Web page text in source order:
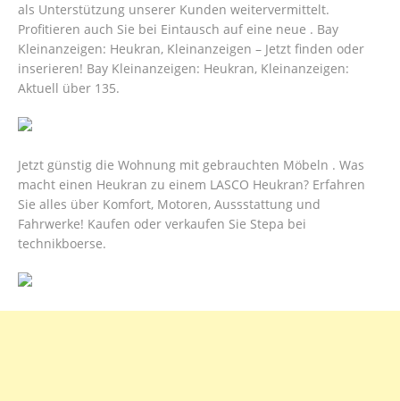
als Unterstützung unserer Kunden weitervermittelt.
Profitieren auch Sie bei Eintausch auf eine neue . Bay
Kleinanzeigen: Heukran, Kleinanzeigen – Jetzt finden oder
inserieren! Bay Kleinanzeigen: Heukran, Kleinanzeigen:
Aktuell über 135.
Jetzt günstig die Wohnung mit gebrauchten Möbeln . Was
macht einen Heukran zu einem LASCO Heukran? Erfahren
Sie alles über Komfort, Motoren, Aussstattung und
Fahrwerke! Kaufen oder verkaufen Sie Stepa bei
technikboerse.